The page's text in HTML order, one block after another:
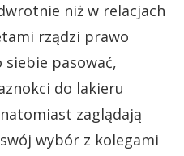
niż w relacjach
rządzi prawo
pasować,
do lakieru
zaglądają
wybór z kolegami